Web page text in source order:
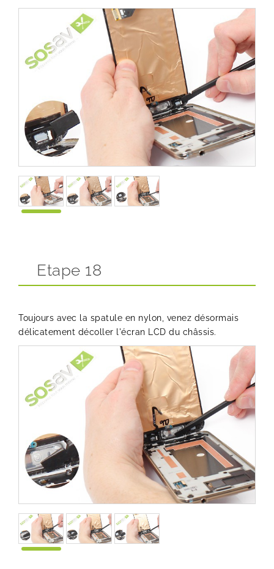
Etape 18
Toujours avec la spatule en nylon, venez désormais
délicatement décoller l'écran LCD du châssis.